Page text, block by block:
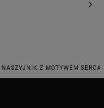
PIERWSZEJ PRÓBY
NASZYJNIK Z MOTYWEM SERCA